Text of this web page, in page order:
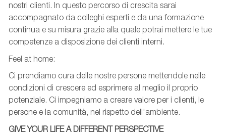
nostri clienti. In questo percorso di crescita sarai
accompagnato da colleghi esperti e da una formazione
continua e su misura grazie alla quale potrai mettere le tue
competenze a disposizione dei clienti interni.
Feel at home:
Ci prendiamo cura delle nostre persone mettendole nelle
condizioni di crescere ed esprimere al meglio il proprio
potenziale. Ci impegniamo a creare valore per i clienti, le
persone e la comunità, nel rispetto dell'ambiente.
GIVE YOUR LIFE A DIFFERENT PERSPECTIVE